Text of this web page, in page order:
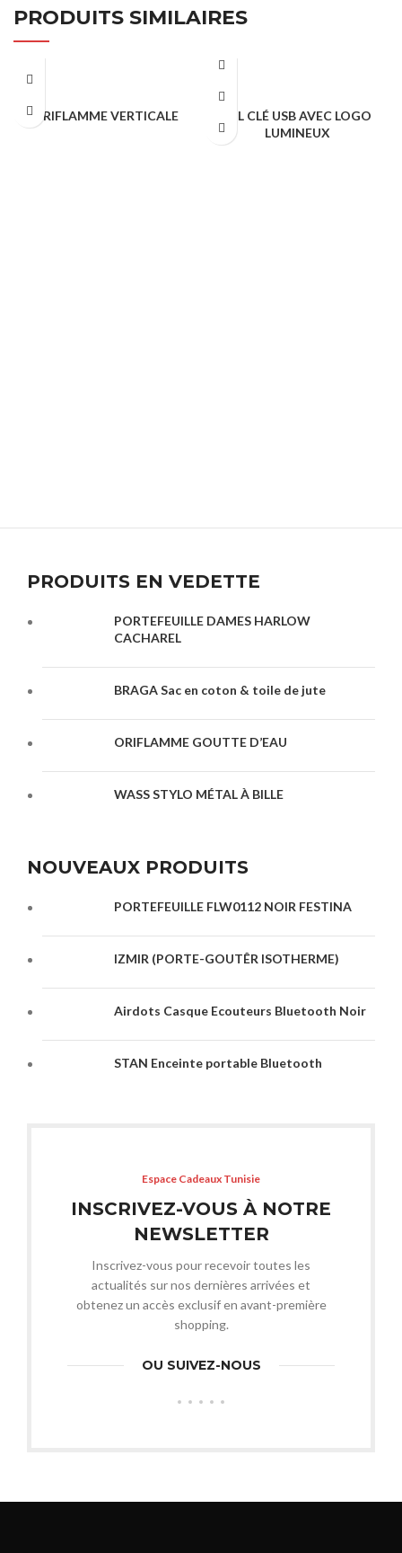
PRODUITS SIMILAIRES
ORIFLAMME VERTICALE
JUL CLÉ USB AVEC LOGO
LUMINEUX
PRODUITS EN VEDETTE
PORTEFEUILLE DAMES HARLOW
CACHAREL
BRAGA Sac en coton & toile de jute
ORIFLAMME GOUTTE D’EAU
WASS STYLO MÉTAL À BILLE
NOUVEAUX PRODUITS
PORTEFEUILLE FLW0112 NOIR FESTINA
IZMIR (PORTE-GOUTÊR ISOTHERME)
Airdots Casque Ecouteurs Bluetooth Noir
STAN Enceinte portable Bluetooth
Espace Cadeaux Tunisie
INSCRIVEZ-VOUS À NOTRE
NEWSLETTER
Inscrivez-vous pour recevoir toutes les
actualités sur nos dernières arrivées et
obtenez un accès exclusif en avant-première
shopping.
OU SUIVEZ-NOUS